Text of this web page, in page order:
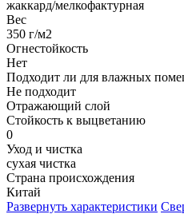
жаккард/мелкофактурная
Вес
350 г/м2
Огнестойкость
Нет
Подходит ли для влажных
Не подходит
Отражающий слой
Стойкость к выцветанию
0
Уход и чистка
сухая чистка
Страна происхождения
Китай
Развернуть характеристики